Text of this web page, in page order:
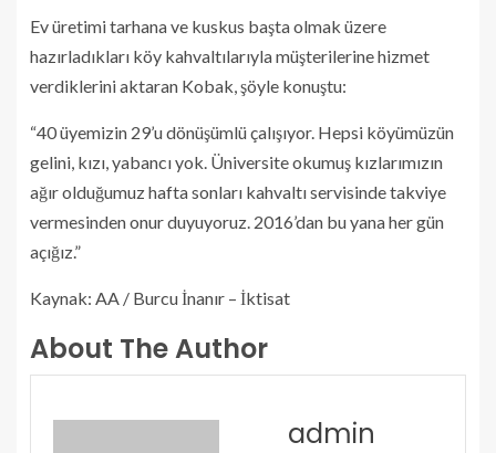
Ev üretimi tarhana ve kuskus başta olmak üzere
hazırladıkları köy kahvaltılarıyla müşterilerine hizmet
verdiklerini aktaran Kobak, şöyle konuştu:
“40 üyemizin 29’u dönüşümlü çalışıyor. Hepsi köyümüzün
gelini, kızı, yabancı yok. Üniversite okumuş kızlarımızın
ağır olduğumuz hafta sonları kahvaltı servisinde takviye
vermesinden onur duyuyoruz. 2016’dan bu yana her gün
açığız.”
Kaynak: AA / Burcu İnanır – İktisat
About The Author
admin